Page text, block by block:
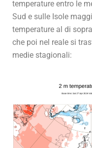
temperature entro le
Sud e sulle Isole
temperature al di
che poi nel reale si
medie stagionali: